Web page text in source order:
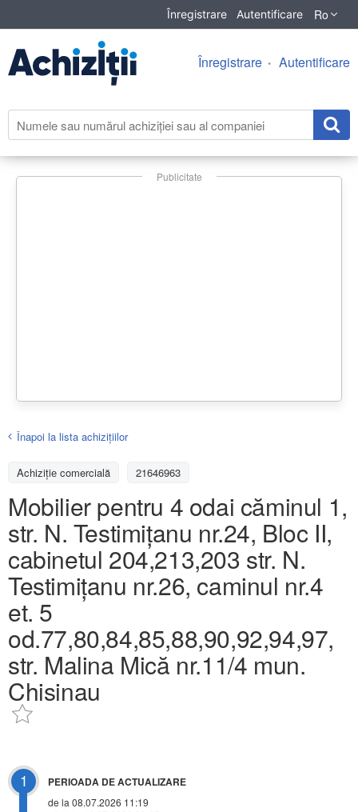
Înregistrare Autentificare Ro
Înregistrare Autentificare
Publicitate
Înapoi la lista achiziţiilor
Achizițiе comercială 21646963
Mobilier pentru 4 odai căminul 1,
str. N. Testimițanu nr.24, Bloc II,
cabinetul 204,213,203 str. N.
Testimițanu nr.26, caminul nr.4
et. 5
od.77,80,84,85,88,90,92,94,97,
str. Malina Mică nr.11/4 mun.
Chisinau
1 PERIOADA DE ACTUALIZARE
de la 08.07.2026 11:19